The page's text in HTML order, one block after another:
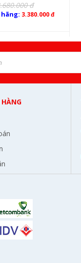
đ
3.380.000 đ
HÀNG